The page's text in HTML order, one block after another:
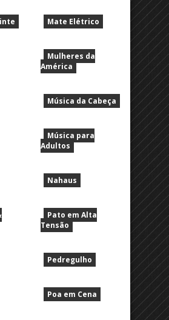
Mate Elétrico
Mulheres da
América
Música da Cabeça
Música para
Adultos
Nahaus
Pato em Alta
Tensão
Pedregulho
Poa em Cena